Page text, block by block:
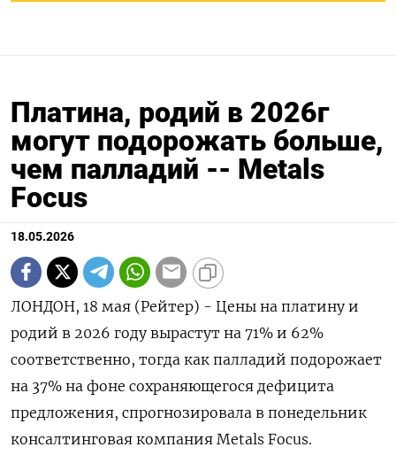
Платина, родий в 2026г
могут подорожать больше,
чем палладий -- Metals
Focus
18.05.2026
ЛОНДОН, 18 мая (Рейтер) - Цены на платину и
родий в 2026 году вырастут на 71% и 62%
‌соответственно, тогда как палладий подорожает
на 37% на фоне сохраняющегося дефицита
предложения, спрогнозировала в понедельник
консалтинговая ​компания Metals Focus.